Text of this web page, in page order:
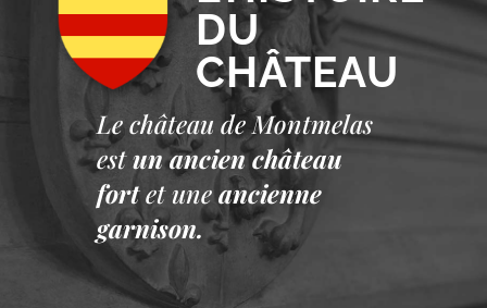
DU
CHÂTEAU
Le château de Montmelas
est un ancien château
fort et une ancienne
garnison.